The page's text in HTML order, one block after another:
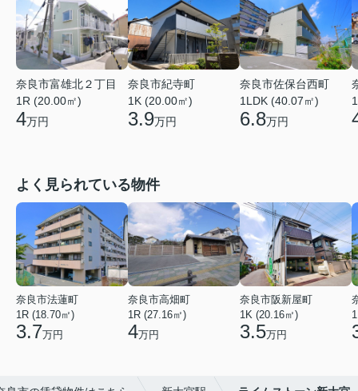
奈良市富雄北２丁目
1R (20.00㎡)
4万円
奈良市紀寺町
1K (20.00㎡)
3.9万円
奈良市佐保台西町
1LDK (40.07㎡)
6.8万円
よく見られている物件
奈良市法蓮町
1R (18.70㎡)
3.7万円
奈良市高畑町
1R (27.16㎡)
4万円
奈良市阪新屋町
1K (20.16㎡)
3.5万円